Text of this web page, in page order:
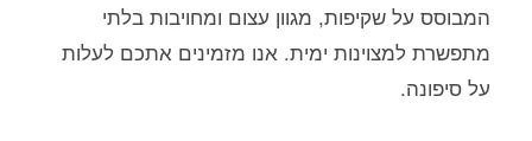
המבוסס על שקיפות, מגוון עצום ומחויבות בלתי
מתפשרת למצוינות ימית. אנו מזמינים אתכם לעלות
על סיפונה.